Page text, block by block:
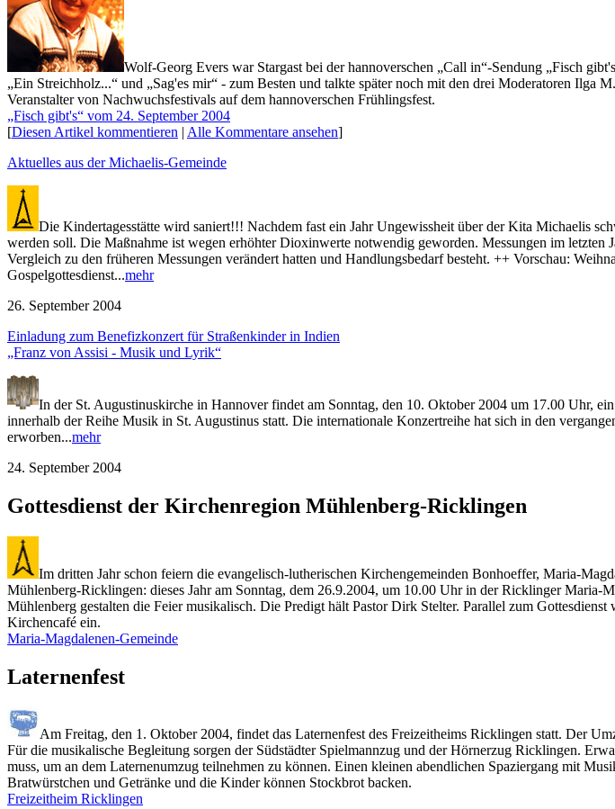
Wolf-Georg Evers war Stargast bei der hannoverschen „Call in“-Sendung „Fisch
„Ein Streichholz...“ und „Sag'es mir“ - zum Besten und talkte später noch mit den drei Moderatoren
Veranstalter von Nachwuchsfestivals auf dem hannoverschen Frühlingsfest.
„Fisch gibt's“ vom 24. September 2004
[Diesen Artikel kommentieren | Alle Kommentare ansehen]
Aktuelles aus der Michaelis-Gemeinde
Die Kindertagesstätte wird saniert!!! Nachdem fast ein Jahr Ungewissheit über der Kita Michaelis
werden soll. Die Maßnahme ist wegen erhöhter Dioxinwerte notwendig geworden. Messungen im letzten
Vergleich zu den früheren Messungen verändert hatten und Handlungsbedarf besteht. ++ Vorschau:
Gospelgottesdienst...mehr
26. September 2004
Einladung zum Benefizkonzert für Straßenkinder in Indien
„Franz von Assisi - Musik und Lyrik“
In der St. Augustinuskirche in Hannover findet am Sonntag, den 10. Oktober 2004 um 17.00 Uhr,
innerhalb der Reihe Musik in St. Augustinus statt. Die internationale Konzertreihe hat sich in den
erworben...mehr
24. September 2004
Gottesdienst der Kirchenregion Mühlenberg-Ricklingen
Im dritten Jahr schon feiern die evangelisch-lutherischen Kirchengemeinden Bonhoeffer, Maria-
Mühlenberg-Ricklingen: dieses Jahr am Sonntag, dem 26.9.2004, um 10.00 Uhr in der Ricklinger
Mühlenberg gestalten die Feier musikalisch. Die Predigt hält Pastor Dirk Stelter. Parallel zum
Kirchencafé ein.
Maria-Magdalenen-Gemeinde
Laternenfest
Am Freitag, den 1. Oktober 2004, findet das Laternenfest des Freizeitheims Ricklingen statt. Der
Für die musikalische Begleitung sorgen der Südstädter Spielmannzug und der Hörnerzug Ricklingen.
muss, um an dem Laternenumzug teilnehmen zu können. Einen kleinen abendlichen Spaziergang mit
Bratwürstchen und Getränke und die Kinder können Stockbrot backen.
Freizeitheim Ricklingen